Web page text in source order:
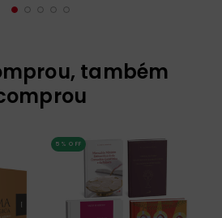
também
5% OFF